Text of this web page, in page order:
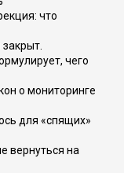
что
чего
о мониторинге
для «спящих»
вернуться на